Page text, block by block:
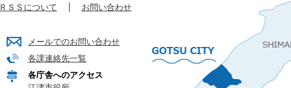
ＲＳＳについて お問い合わせ
メールでのお問い合わせ
各課連絡先一覧
各庁舎へのアクセス